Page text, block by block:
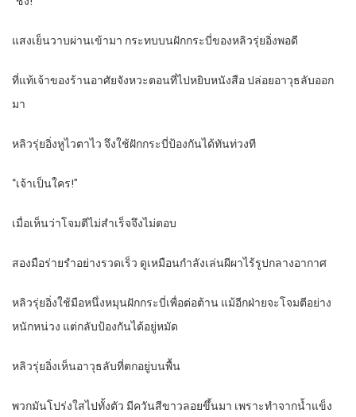
แสงเย็นวาบผ่านเข้ามา กระทบบนฝักกระบี่ของหลิวรุ่ยอิ่งพอดี
ที่แท้เจ้าของร้านอาศัยจังหวะตอนที่ไปหยิบหนังสือ ปล่อยอาวุธลับออก
มา
หลิวรุ่ยอิ่งหูไวตาไว จึงใช้ฝักกระบี่ป้องกันได้ทันท่วงที
“เจ้าเป็นใคร!”
เมื่อเห็นว่าโจมตีไม่สำเร็จจึงไม่ตอบ
สองมือร่ายรำอย่างรวดเร็ว ดูเหมือนกำลังเล่นผีผาไร้รูปกลางอากาศ
หลิวรุ่ยอิ่งใช้มือหนึ่งหมุนฝักกระบี่เพื่อต่อต้าน แม้อีกฝ่ายจะโจมตีอย่าง
หนักหน่วง แต่กลับป้องกันได้อยู่หมัด
หลิวรุ่ยอิ่งเห็นอาวุธลับที่ตกอยู่บนพื้น
พวกมันโปร่งใสไปทั้งตัว มีควันสีขาวลอยขึ้นมา เพราะทำจากน้ำแข็ง